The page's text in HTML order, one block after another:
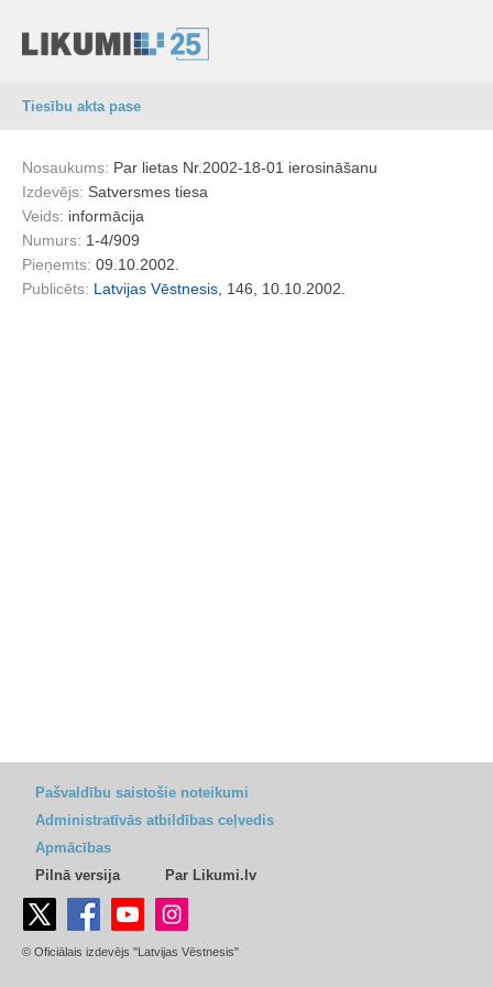
Tiesību akta pase
Nosaukums: Par lietas Nr.2002-18-01 ierosināšanu
Izdevējs: Satversmes tiesa
Veids: informācija
Numurs: 1-4/909
Pieņemts: 09.10.2002.
Publicēts: Latvijas Vēstnesis , 146, 10.10.2002.
Pašvaldību saistošie noteikumi
Administratīvās atbildības ceļvedis
Apmācības
Pilnā versija
Par Likumi.lv
© Oficiālais izdevējs "Latvijas Vēstnesis"